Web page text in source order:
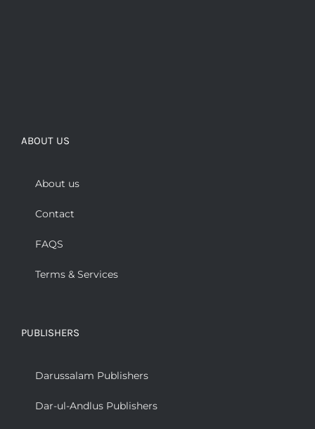
ABOUT US
About us
Contact
FAQS
Terms & Services
PUBLISHERS
Darussalam Publishers
Dar-ul-Andlus Publishers